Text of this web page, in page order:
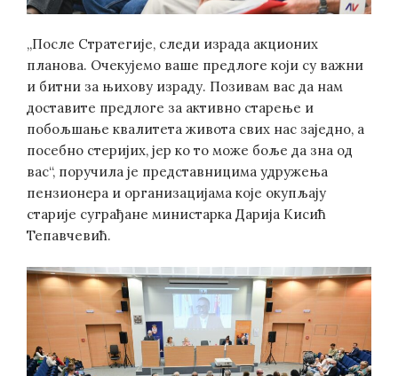
„После Стратегије, следи израда акционих
планова. Очекујемо ваше предлоге који су важни
и битни за њихову израду. Позивам вас да нам
доставите предлоге за активно старење и
побољшање квалитета живота свих нас заједно, а
посебно стеријих, јер ко то може боље да зна од
вас“, поручила је представницима удружења
пензионера и организацијама које окупљају
старије суграђане министарка Дарија Кисић
Тепавчевић.